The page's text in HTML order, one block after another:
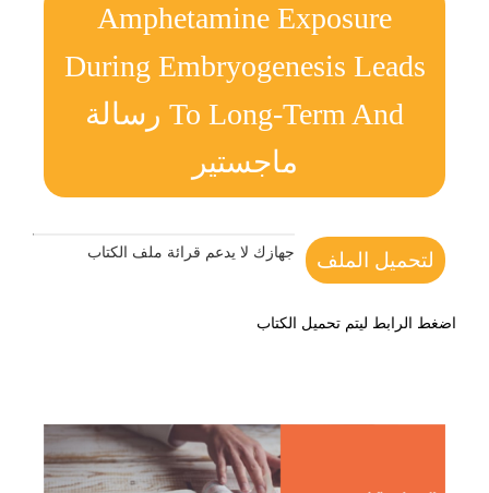
Amphetamine Exposure
During Embryogenesis Leads
To Long-Term And رسالة
ماجستير
لتحميل الملف جهازك لا يدعم قرائة ملف الكتاب
اضغط الرابط ليتم تحميل الكتاب